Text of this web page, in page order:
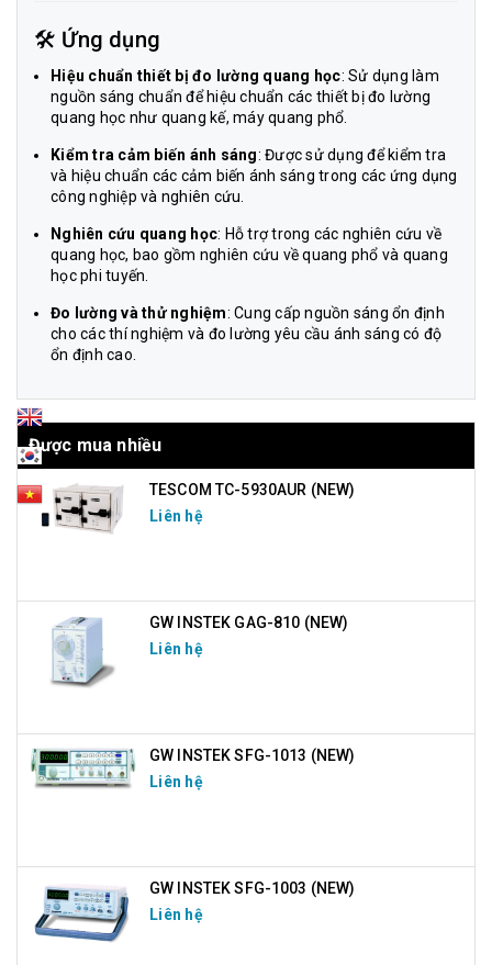
🛠️ Ứng dụng
Hiệu chuẩn thiết bị đo lường quang học: Sử dụng làm
nguồn sáng chuẩn để hiệu chuẩn các thiết bị đo lường
quang học như quang kế, máy quang phổ.
Kiểm tra cảm biến ánh sáng: Được sử dụng để kiểm tra
và hiệu chuẩn các cảm biến ánh sáng trong các ứng dụng
công nghiệp và nghiên cứu.
Nghiên cứu quang học: Hỗ trợ trong các nghiên cứu về
quang học, bao gồm nghiên cứu về quang phổ và quang
học phi tuyến.
Đo lường và thử nghiệm: Cung cấp nguồn sáng ổn định
cho các thí nghiệm và đo lường yêu cầu ánh sáng có độ
ổn định cao.
Được mua nhiều
TESCOM TC-5930AUR (NEW)
Liên hệ
GW INSTEK GAG-810 (NEW)
Liên hệ
GW INSTEK SFG-1013 (NEW)
Liên hệ
GW INSTEK SFG-1003 (NEW)
Liên hệ